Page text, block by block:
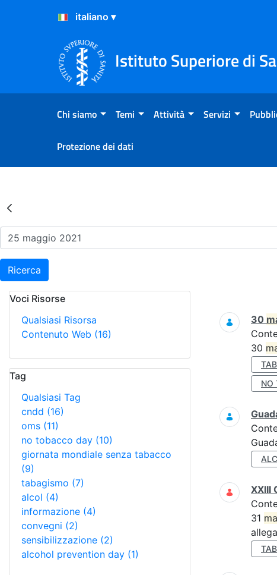
Salta al Contenuto
Salta al Footer
Istituto Superiore di
Chi siamo Temi Attività Servizi
Protezione dei dati
Risultati della Ricerca -
Ricerca
Voci Risorse
Qualsiasi Risorsa
Contenuto Web (16)
Tag
Qualsiasi Tag
cndd (16)
oms (11)
no tobacco day (10)
giornata mondiale senza tabacco
(9)
tabagismo (7)
alcol (4)
informazione (4)
convegni (2)
sensibilizzazione (2)
alcohol prevention day (1)
Ricerca
30
30
NO
XXIII
31